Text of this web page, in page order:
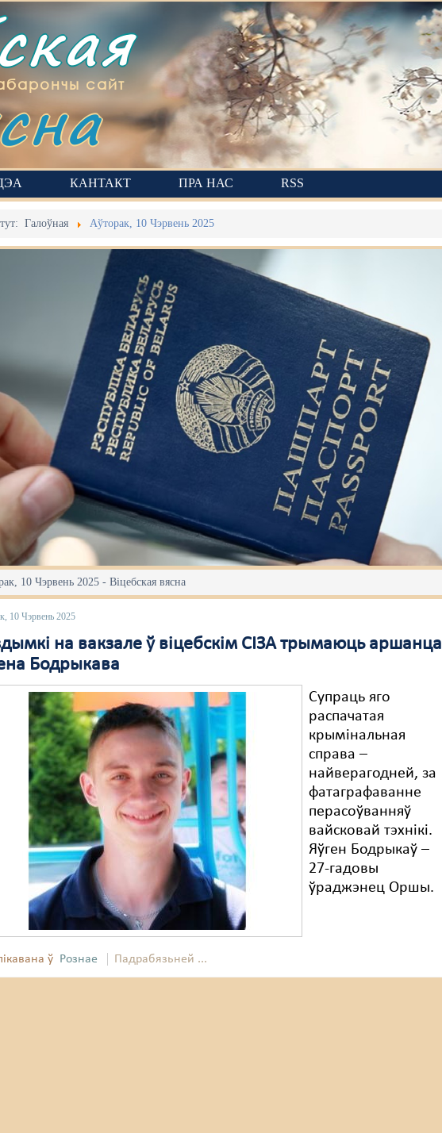
сайт
КАНТАКТ ПРА НАС RSS
Галоўная Аўторак, 10 Чэрвень 2025
10 Чэрвень 2025 - Віцебская вясна
10 Чэрвень 2025
на вакзале ў віцебскім СІЗА трымаюць аршанца
Бодрыкава
Супраць яго
распачатая
крымінальная
справа –
найверагодней, за
фатаграфаванне
перасоўванняў
вайсковай тэхнікі.
Яўген Бодрыкаў –
27-гадовы
ўраджэнец Оршы.
ў Рознае Падрабязьней ...